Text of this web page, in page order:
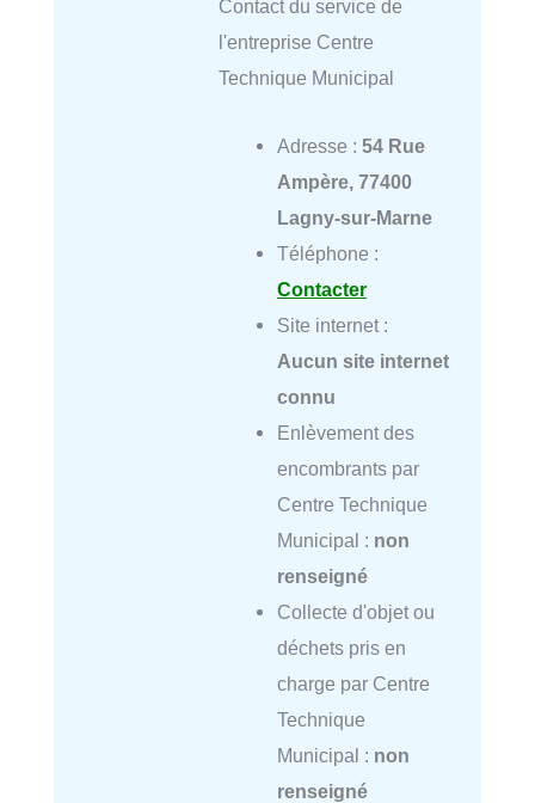
Contact du service de
l'entreprise Centre
Technique Municipal
Adresse : 54 Rue
Ampère, 77400
Lagny-sur-Marne
Téléphone :
Contacter
Site internet :
Aucun site internet
connu
Enlèvement des
encombrants par
Centre Technique
Municipal : non
renseigné
Collecte d'objet ou
déchets pris en
charge par Centre
Technique
Municipal : non
renseigné